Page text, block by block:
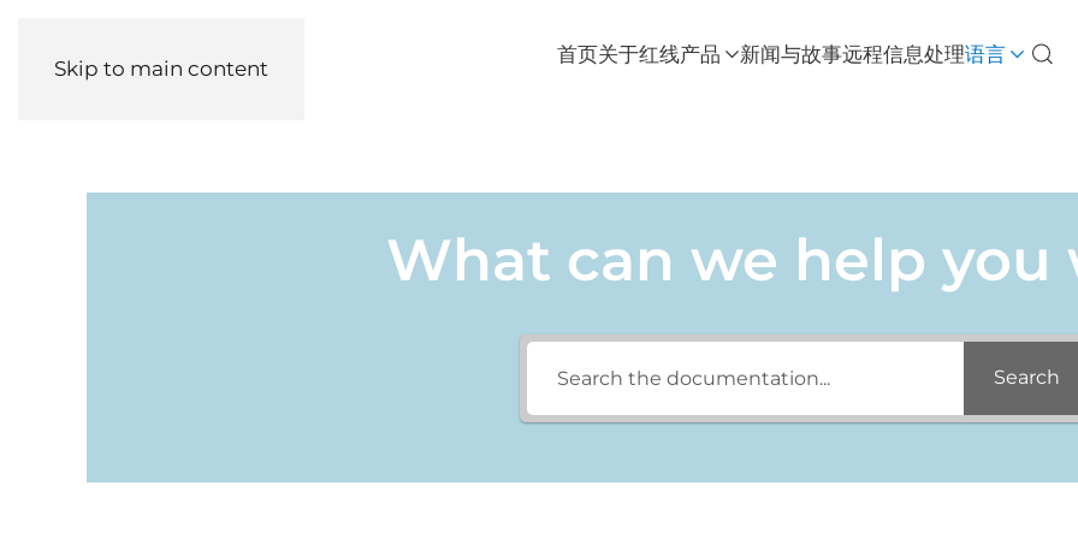
Skip to main content
首页关于红线产品 新闻与故事远程信息处理语言
What can we help you
Search